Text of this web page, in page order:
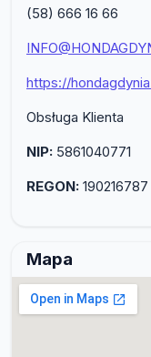
(58) 666 16 66
https://
Obsługa Klienta
NIP: 5861040771
REGON: 190216787
Mapa